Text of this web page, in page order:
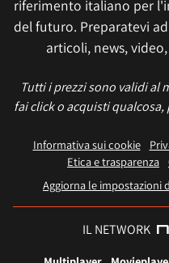
riferimento italiano per
del futuro. Preparatevi
articoli, news,
Tutti i prezzi sono validi al
fai click o acquisti
Informativa sui cookie
Etica e trasparenza
Aggiorna le
IL NETWORK